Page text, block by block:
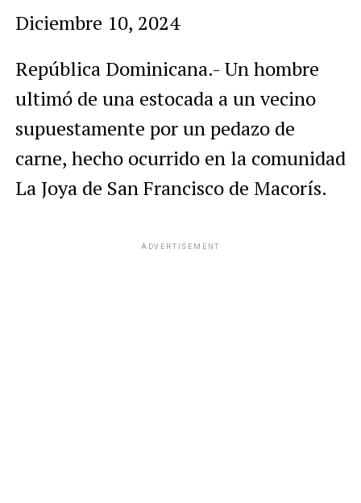
Diciembre 10, 2024
República Dominicana.- Un hombre
ultimó de una estocada a un vecino
supuestamente por un pedazo de
carne, hecho ocurrido en la comunidad
La Joya de San Francisco de Macorís.
ADVERTISEMENT